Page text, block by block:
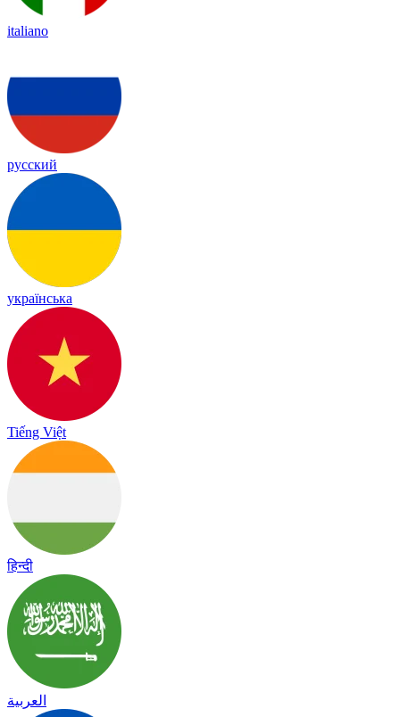
italiano
русский
українська
Tiếng Việt
हिन्दी
العربية